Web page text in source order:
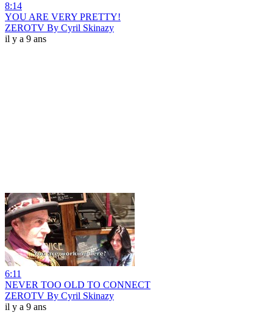
8:14
YOU ARE VERY PRETTY!
ZEROTV By Cyril Skinazy
il y a 9 ans
6:11
NEVER TOO OLD TO CONNECT
ZEROTV By Cyril Skinazy
il y a 9 ans